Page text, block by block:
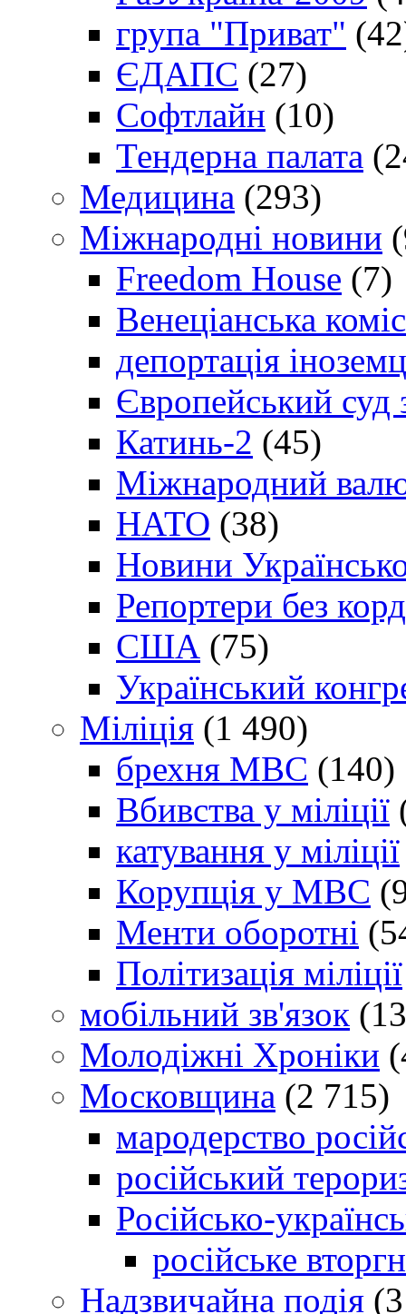
група "Приват"
ЄДАПС (27)
Софтлайн (10)
Тендерна палата
Медицина (293)
Міжнародні новини
Freedom House (7)
Венеціанська
депортація
Європейський
Катинь-2 (45)
Міжнародний
НАТО (38)
Новини
Репортери без
США (75)
Український
Міліція (1 490)
брехня МВС (140)
Вбивства у міліції
катування у міліції
Корупція у МВС
Менти оборотні
Політизація міліції
мобільний зв'язок
Молодіжні Хроніки
Московщина (2 715)
мародерство
російський
Російсько-
російське
Надзвичайна подія